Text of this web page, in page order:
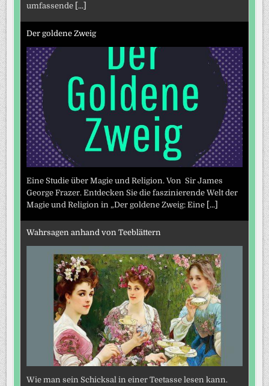
umfassende [...]
Der goldene Zweig
Eine Studie über Magie und Religion. Von Sir James
George Frazer. Entdecken Sie die faszinierende Welt der
Magie und Religion in „Der goldene Zweig: Eine [...]
Wahrsagen anhand von Teeblättern
Wie man sein Schicksal in einer Teetasse lesen kann.